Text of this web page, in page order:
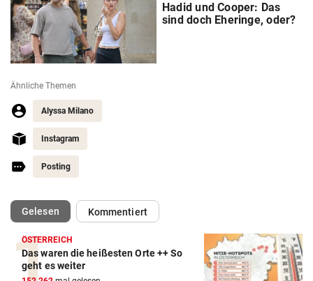
Hadid und Cooper: Das
sind doch Eheringe, oder?
Ähnliche Themen
Alyssa Milano
Instagram
Posting
Gelesen(ausgewählt)Kommentiert
ÖSTERREICH
Das waren die heißesten Orte ++ So
geht es weiter